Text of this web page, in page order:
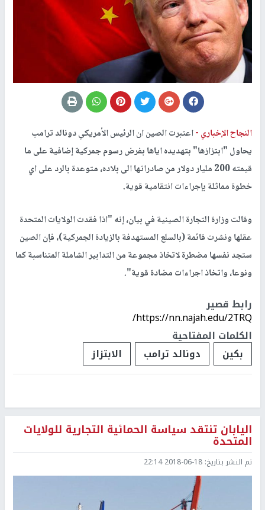
النجاح الإخباري -اعتبرت الصين ان الرئيس الأمريكي دونالد ترامب
يحاول "ابتزازها" بتهديده اياها بفرض رسوم جمركية إضافية على ما
قيمته 200 مليار دولار من صادراتها الى بلاده، متوعدة بالرد على اي
خطوة مماثلة بإجراءات انتقامية قوية.
وقالت وزارة التجارة الصينية في بيان، إنه "اذا فقدت الولايات المتحدة
عقلها ونشرت قائمة (بالسلع المستهدفة بالزيادة الجمركية)، فإن الصين
ستجد نفسها مضطرة لاتخاذ مجموعة من التدابير الشاملة المتناسبة كما
ونوعا، واتخاذ اجراءات مضادة قوية".
رابط قصير
https://nn.najah.edu/2TRQ/
الكلمات المفتاحية
بكين
دونالد ترامب الابتزاز
اليابان تنتقد سياسة الحمائية التجارية للولايات
المتحدة
تم النشر بتاريخ: 2018-06-18 22:14